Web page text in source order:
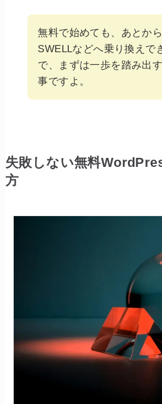
無料で始めても、あとから
SWELLなどへ乗り換えで
で、まずは一歩を踏み出
事ですよ。
失敗しない無料
方